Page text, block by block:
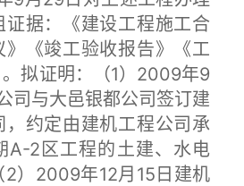
证据：《建设工程施工合
》《竣工验收报告》《工
拟证明：（1）2009年9
司与大邑银都公司签订建
，约定由建机工程公司承
A-2区工程的土建、水电
2）2009年12月15日建机